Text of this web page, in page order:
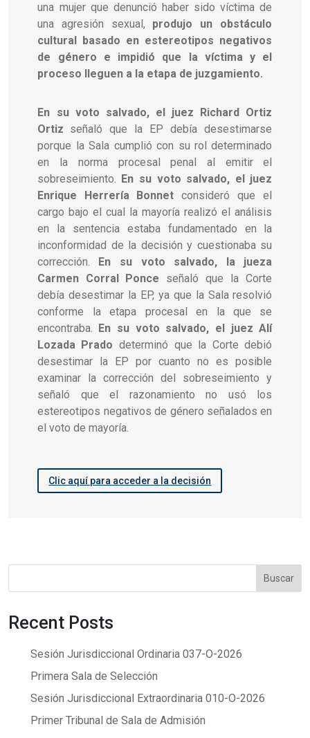
una mujer que denunció haber sido víctima de
una agresión sexual, produjo un obstáculo
cultural basado en estereotipos negativos
de género e impidió que la víctima y el
proceso lleguen a la etapa de juzgamiento.
En su voto salvado, el juez Richard Ortiz
Ortiz señaló que la EP debía desestimarse
porque la Sala cumplió con su rol determinado
en la norma procesal penal al emitir el
sobreseimiento. En su voto salvado, el juez
Enrique Herrería Bonnet consideró que el
cargo bajo el cual la mayoría realizó el análisis
en la sentencia estaba fundamentado en la
inconformidad de la decisión y cuestionaba su
corrección.
En su voto salvado, la jueza
Carmen Corral Ponce señaló que la Corte
debía desestimar la EP, ya que la Sala resolvió
conforme la etapa procesal en la que se
encontraba.
En su voto salvado, el juez Alí
Lozada Prado determinó que la Corte debió
desestimar la EP por cuanto no es posible
examinar la corrección del sobreseimiento y
señaló que el razonamiento no usó los
estereotipos negativos de género señalados en
el voto de mayoría.
Clic aquí para acceder a la decisión
Buscar
Recent Posts
Sesión Jurisdiccional Ordinaria 037-O-2026
Primera Sala de Selección
Sesión Jurisdiccional Extraordinaria 010-O-2026
Primer Tribunal de Sala de Admisión